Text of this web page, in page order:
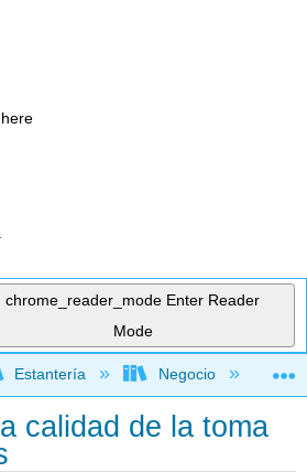
chrome_reader_mode Enter Reader
Mode
jerarquía global
Estantería Negocio
calidad de la toma